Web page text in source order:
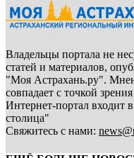
Владельцы портала не
статей и материалов,
"Моя Астрахань.ру".
совпадает с точкой
Интернет-портал входит
столица"
Свяжитесь с нами: